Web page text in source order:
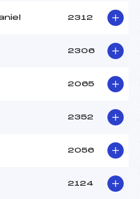
2312
2306
2065
2352
2056
2124